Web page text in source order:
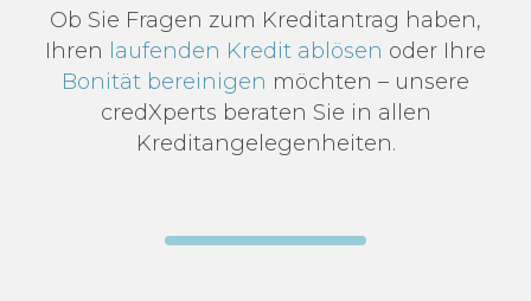
Ob Sie Fragen zum Kreditantrag haben,
Ihren laufenden Kredit ablösen oder Ihre
Bonität bereinigen möchten – unsere
credXperts beraten Sie in allen
Kreditangelegenheiten.